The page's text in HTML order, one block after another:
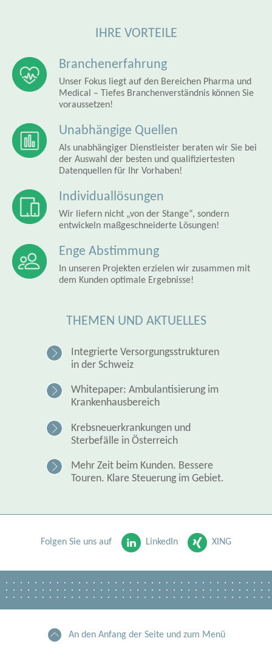
IHRE VORTEILE
Branchenerfahrung
Unser Fokus liegt auf den Bereichen Pharma und
Medical – Tiefes Branchenverständnis können Sie
voraussetzen!
Unabhängige Quellen
Als unabhängiger Dienstleister beraten wir Sie bei
der Auswahl der besten und qualifiziertesten
Datenquellen für Ihr Vorhaben!
Individuallösungen
Wir liefern nicht „von der Stange“, sondern
entwickeln maßgeschneiderte Lösungen!
Enge Abstimmung
In unseren Projekten erzielen wir zusammen mit
dem Kunden optimale Ergebnisse!
THEMEN UND AKTUELLES
Integrierte Versorgungsstrukturen
in der Schweiz
Whitepaper: Ambulantisierung im
Krankenhausbereich
Krebsneuerkrankungen und
Sterbefälle in Österreich
Mehr Zeit beim Kunden. Bessere
Touren. Klare Steuerung im Gebiet.
Folgen Sie uns auf LinkedIn XING
An den Anfang der Seite und zum Menü